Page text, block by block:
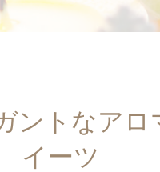
トなアロ
イーツ